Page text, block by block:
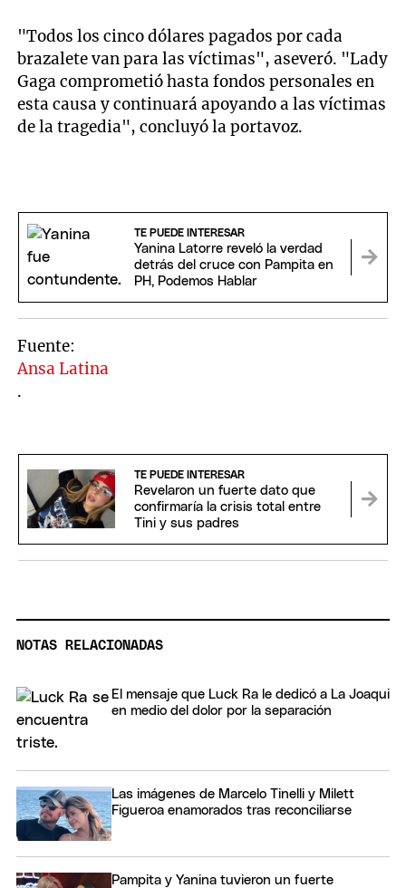
"Todos los cinco dólares pagados por cada
brazalete van para las víctimas", aseveró. "Lady
Gaga comprometió hasta fondos personales en
esta causa y continuará apoyando a las víctimas
de la tragedia", concluyó la portavoz.
TE PUEDE INTERESAR
Yanina Latorre reveló la verdad
detrás del cruce con Pampita en
PH, Podemos Hablar
Fuente:
Ansa Latina
.
TE PUEDE INTERESAR
Revelaron un fuerte dato que
confirmaría la crisis total entre
Tini y sus padres
NOTAS RELACIONADAS
El mensaje que Luck Ra le dedicó a La Joaqui
en medio del dolor por la separación
Las imágenes de Marcelo Tinelli y Milett
Figueroa enamorados tras reconciliarse
Pampita y Yanina tuvieron un fuerte